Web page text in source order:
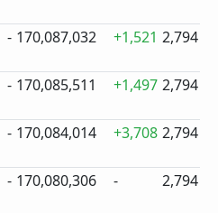
- 170,087,032 +1,521 2,794
- 170,085,511 +1,497 2,794
- 170,084,014 +3,708 2,794
- 170,080,306 - 2,794